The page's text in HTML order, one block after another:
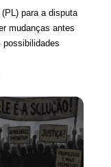
para a disputa
mudanças antes